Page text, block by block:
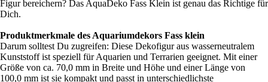
Figur bereichern? Das AquaDeko Fass Klein ist genau das Richtige für
Dich.
Produktmerkmale des Aquariumdekors Fass klein
Darum solltest Du zugreifen: Diese Dekofigur aus wasserneutralem
Kunststoff ist speziell für Aquarien und Terrarien geeignet. Mit einer
Größe von ca. 70,0 mm in Breite und Höhe und einer Länge von
100,0 mm ist sie kompakt und passt in unterschiedlichste